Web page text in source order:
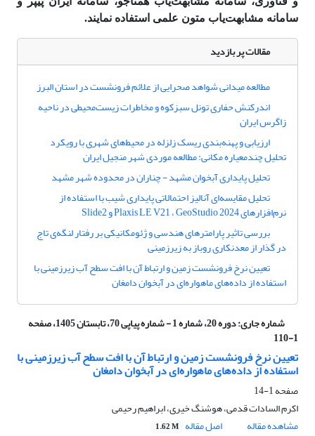
سامانه مشابهت‌یاب متون علمی استفاده نمایند.
مقالات پر بازدید
مطالعه میدانی شواهد صحرایی از علائم فرونشست در استان البرز
اندرکنش حفاری تونل سبزکوه و مخاطرات زیست‌محیطی در ناحیه
زاگرس ایران
ارزیابی و پهنه‌بندی ریسک زلزله در محیط‌های شهری با رویکرد
تحلیل چندمعیاره مکانی: مطالعه موردی شهر منجیل ایران
تحلیل پایداری آبخوان مشهد - چناران در محدوده شهر مشهد
تحلیل مقایسه‌ای آنالیز احتمالاتی پایداری شیب با استفاده از
نرم‌افزارهای Plaxis LE V21 ، GeoStudio 2024 و Slide2
بررسی تاثیر پارامترهای هندسی و ژئومکانیکی بر رفتار لنگه‌ی تاج
در گذار از معدنکاری روباز به زیرزمینی
تعیین نرخ فرونشست زمین و ارتباط آن با افت سطح آب زیرزمینی با
استفاده از داده‌های ماهواره‌ای در آبخوان دامغان
شماره جاری: دوره 20، شماره 1 - شماره پیاپی 70، تابستان 1405، صفحه
1-110
تعیین نرخ فرونشست زمین و ارتباط آن با افت سطح آب زیرزمینی با
استفاده از داده‌های ماهواره‌ای در آبخوان دامغان
صفحه1-14
اکرم السادات قدمی، هوشنگ خیری، ابراهیم رحیمی
مشاهده مقاله
اصل مقاله 1.62 M